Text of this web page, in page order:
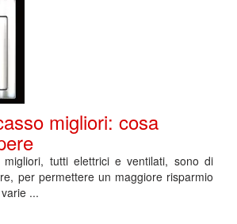
migliori: cosa
tutti elettrici e ventilati, sono di
per permettere un maggiore risparmio
...